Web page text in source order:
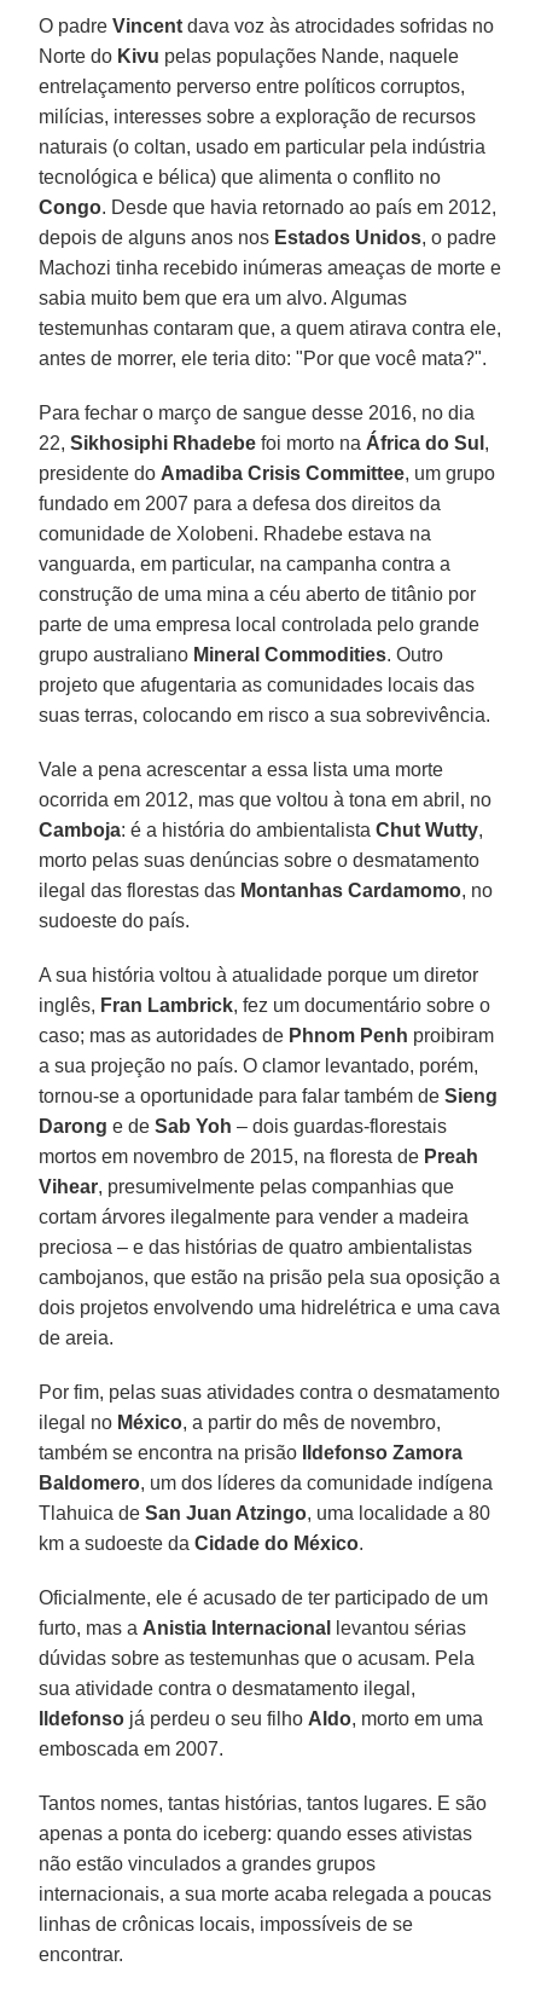
O padreVincent dava voz às atrocidades sofridas no
Norte do Kivu pelas populações Nande, naquele
entrelaçamento perverso entre políticos corruptos,
milícias, interesses sobre a exploração de recursos
naturais (o coltan, usado em particular pela indústria
tecnológica e bélica) que alimenta o conflito no
Congo. Desde que havia retornado ao país em 2012,
depois de alguns anos nos Estados Unidos, o padre
Machozi tinha recebido inúmeras ameaças de morte e
sabia muito bem que era um alvo. Algumas
testemunhas contaram que, a quem atirava contra ele,
antes de morrer, ele teria dito: "Por que você mata?".
Para fechar o março de sangue desse 2016, no dia
22,Sikhosiphi Rhadebe foi morto na África do Sul ,
presidente do Amadiba Crisis Committee, um grupo
fundado em 2007 para a defesa dos direitos da
comunidade de Xolobeni. Rhadebe estava na
vanguarda, em particular, na campanha contra a
construção de uma mina a céu aberto de titânio por
parte de uma empresa local controlada pelo grande
grupo australiano Mineral Commodities. Outro
projeto que afugentaria as comunidades locais das
suas terras, colocando em risco a sua sobrevivência.
Vale a pena acrescentar a essa lista uma morte
ocorrida em 2012, mas que voltou à tona em abril, no
Camboja: é a história do ambientalistaChut Wutty,
morto pelas suas denúncias sobre o desmatamento
ilegal das florestas das Montanhas Cardamomo, no
sudoeste do país.
A sua história voltou à atualidade porque um diretor
inglês, Fran Lambrick, fez um documentário sobre o
caso; mas as autoridades de Phnom Penh proibiram
a sua projeção no país. O clamor levantado, porém,
tornou-se a oportunidade para falar também deSieng
Darong e deSab Yoh – dois guardas-florestais
mortos em novembro de 2015, na floresta de Preah
Vihear, presumivelmente pelas companhias que
cortam árvores ilegalmente para vender a madeira
preciosa – e das histórias de quatro ambientalistas
cambojanos, que estão na prisão pela sua oposição a
dois projetos envolvendo uma hidrelétrica e uma cava
de areia.
Por fim, pelas suas atividades contra o desmatamento
ilegal no México, a partir do mês de novembro,
também se encontra na prisão
Ildefonso Zamora
Baldomero, um dos líderes da comunidade indígena
Tlahuica deSan Juan Atzingo, uma localidade a 80
km a sudoeste daCidade do México.
Oficialmente, ele é acusado de ter participado de um
furto, mas a Anistia Internacional
levantou sérias
dúvidas sobre as testemunhas que o acusam. Pela
sua atividade contra o desmatamento ilegal,
Ildefonso já perdeu o seu filho Aldo, morto em uma
emboscada em 2007.
Tantos nomes, tantas histórias, tantos lugares. E são
apenas a ponta do iceberg: quando esses ativistas
não estão vinculados a grandes grupos
internacionais, a sua morte acaba relegada a poucas
linhas de crônicas locais, impossíveis de se
encontrar.